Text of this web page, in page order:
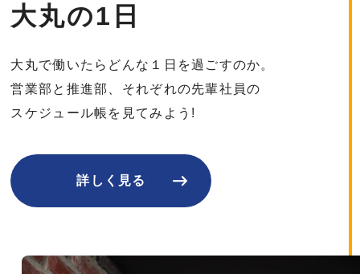
大丸の1日
大丸で働いたらどんな１日を過ごすのか。
営業部と推進部、それぞれの先輩社員の
スケジュール帳を見てみよう!
詳しく見る